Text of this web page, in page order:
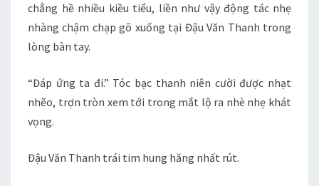
chẳng hề nhiều kiều tiểu, liền như vậy động tác nhẹ
nhàng chậm chạp gõ xuống tại Đậu Văn Thanh trong
lòng bàn tay.
“Đáp ứng ta đi.” Tóc bạc thanh niên cười được nhạt
nhẽo, trợn tròn xem tới trong mắt lộ ra nhè nhẹ khát
vọng.
Đậu Văn Thanh trái tim hung hăng nhất rút.